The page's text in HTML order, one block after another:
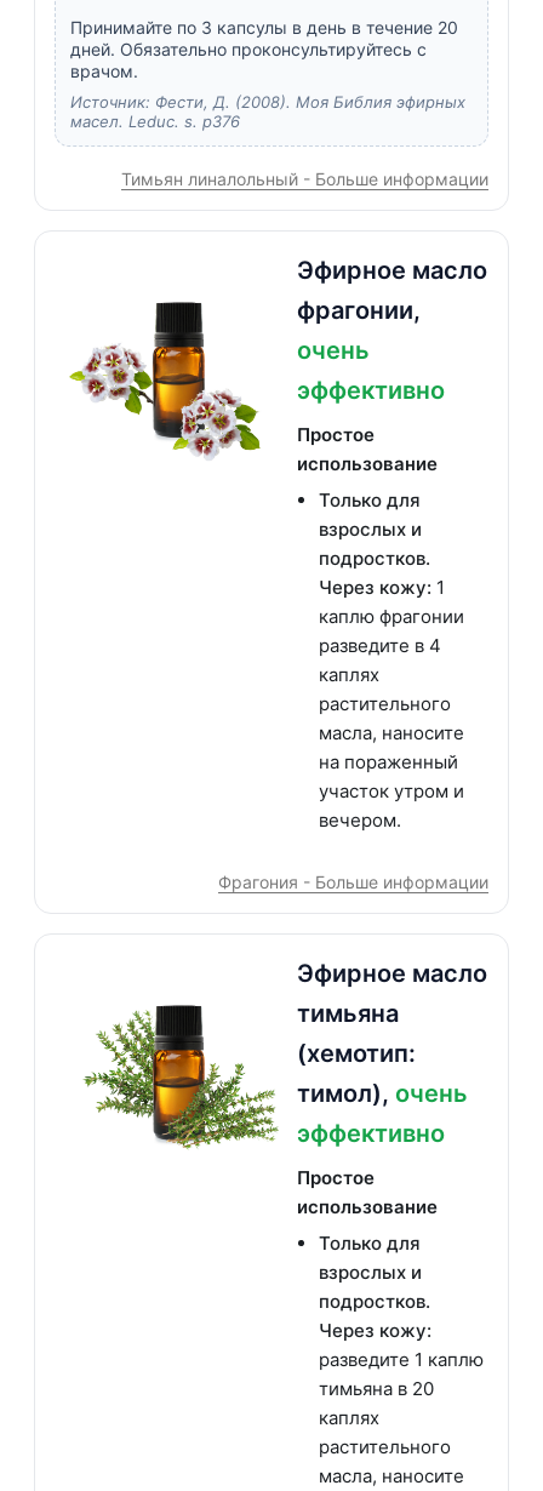
Принимайте по 3 капсулы в день в течение 20
дней. Обязательно проконсультируйтесь с
врачом.
Источник: Фести, Д. (2008). Моя Библия эфирных
масел. Leduc. s. p376
Тимьян линалольный - Больше информации
Эфирное масло
фрагонии,
очень
эффективно
Простое
использование
Только для
взрослых и
подростков.
Через кожу: 1
каплю фрагонии
разведите в 4
каплях
растительного
масла, наносите
на пораженный
участок утром и
вечером.
Фрагония - Больше информации
Эфирное масло
тимьяна
(хемотип:
тимол), очень
эффективно
Простое
использование
Только для
взрослых и
подростков.
Через кожу:
разведите 1 каплю
тимьяна в 20
каплях
растительного
масла, наносите